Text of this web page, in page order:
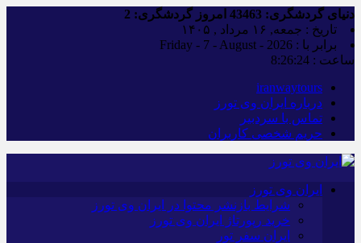
دنیای گردشگری: امروز گردشگری:
تاریخ : جمعه, ۱۶ مرداد , ۱۴۰۵
برابر با : Friday - 7 - August - 2026
ساعت : 8:26:25
iranwaytours
درباره ایران وی تورز
تماس با سردبیر
حریم شخصی کاربران
ایران وی تورز
شرایط بازنشر محتوا در ایران وی تورز
خرید رپورتاژ ایران وی تورز
ایران سفر تور